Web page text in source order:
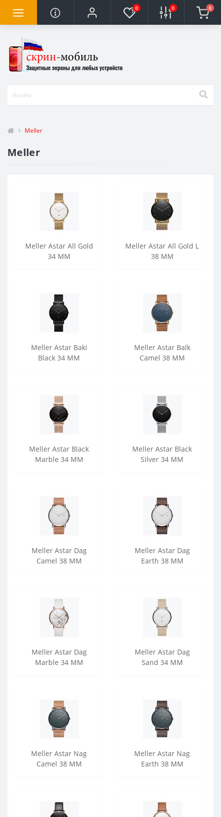
0 0 0
Meller
Meller
Meller Astar All Gold
34 MM
Meller Astar All Gold L
38 MM
Meller Astar Baki
Black 34 MM
Meller Astar Balk
Camel 38 MM
Meller Astar Black
Marble 34 MM
Meller Astar Black
Silver 34 MM
Meller Astar Dag
Camel 38 MM
Meller Astar Dag
Earth 38 MM
Meller Astar Dag
Marble 34 MM
Meller Astar Dag
Sand 34 MM
Meller Astar Nag
Camel 38 MM
Meller Astar Nag
Earth 38 MM